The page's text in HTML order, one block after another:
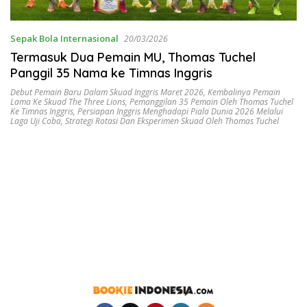
Sepak Bola Internasional 20/03/2026
Termasuk Dua Pemain MU, Thomas Tuchel
Panggil 35 Nama ke Timnas Inggris
Debut Pemain Baru Dalam Skuad Inggris Maret 2026, Kembalinya Pemain
Lama Ke Skuad The Three Lions, Pemanggilan 35 Pemain Oleh Thomas Tuchel
Ke Timnas Inggris, Persiapan Inggris Menghadapi Piala Dunia 2026 Melalui
Laga Uji Coba, Strategi Rotasi Dan Eksperimen Skuad Oleh Thomas Tuchel